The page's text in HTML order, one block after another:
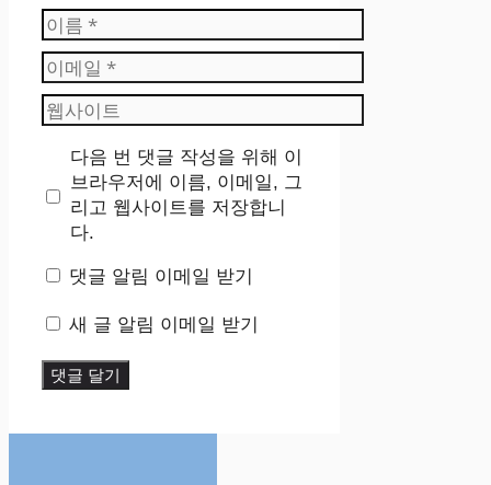
이
름
이
메
일
웹
사
다음 번 댓글 작성을 위해 이
브라우저에 이름, 이메일, 그
리고 웹사이트를 저장합니
다.
댓글 알림 이메일 받기
새 글 알림 이메일 받기